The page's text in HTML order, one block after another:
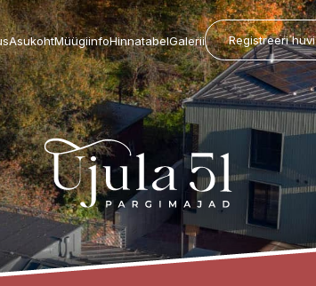
AsukohtMüügiinfoHinnatabelGalerii Registreeri huvi